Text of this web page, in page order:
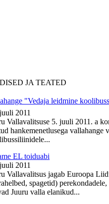
JA TEATED
"Vedaja leidmine
2011
Vallavalitsuse 5. juuli 2011. a
hankemenetlusega vallahange
EL toiduabi
2011
Vallavalitsus jagab Euroopa
spagetid)
Juuru valla elanikud...